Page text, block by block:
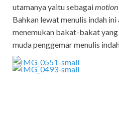
utamanya yaitu sebagai
Bahkan lewat menulis indah
menemukan bakat-bakat
muda penggemar menulis